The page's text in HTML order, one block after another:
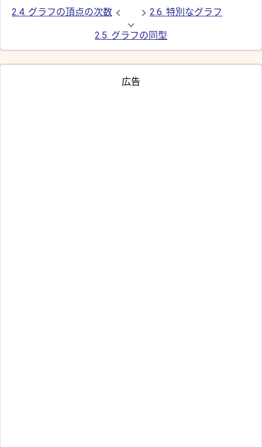
2.4. グラフの頂点の次数
2.6. 特別なグラフ
2.5. グラフの同型
広告